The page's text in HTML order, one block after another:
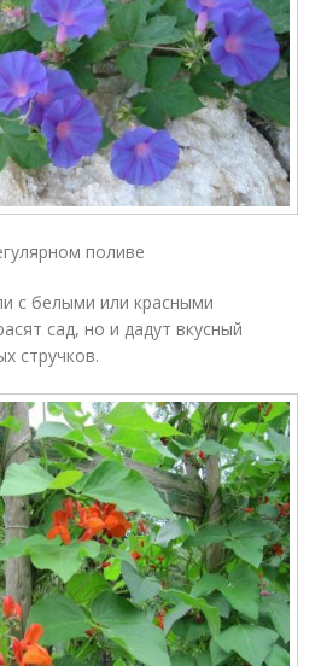
поливе
с белыми или красными
сад, но и дадут вкусный
стручков.